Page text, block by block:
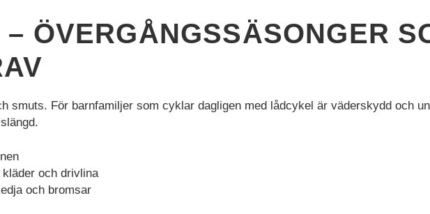
ÖVERGÅNGSSÄSONGER
smuts. För barnfamiljer som cyklar dagligen med lådcykel är väderskydd och
och drivlina
och bromsar